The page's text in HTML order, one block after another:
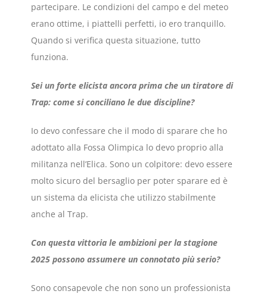
partecipare. Le condizioni del campo e del meteo
erano ottime, i piattelli perfetti, io ero tranquillo.
Quando si verifica questa situazione, tutto
funziona.
Sei un forte elicista ancora prima che un tiratore di
Trap: come si conciliano le due discipline?
Io devo confessare che il modo di sparare che ho
adottato alla Fossa Olimpica lo devo proprio alla
militanza nell’Elica. Sono un colpitore: devo essere
molto sicuro del bersaglio per poter sparare ed è
un sistema da elicista che utilizzo stabilmente
anche al Trap.
Con questa vittoria le ambizioni per la stagione
2025 possono assumere un connotato più serio?
Sono consapevole che non sono un professionista